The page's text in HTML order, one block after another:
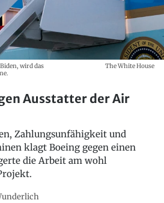
wird das
The White House
Ausstatter der Air
Zahlungsunfähigkeit und
klagt Boeing gegen einen
die Arbeit am wohl